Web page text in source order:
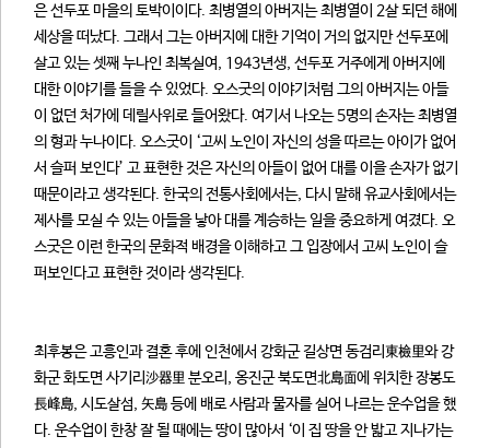
은 선두포 마을의 토박이이다. 최병열의 아버지는 최병열이 2살 되던 해에
세상을 떠났다. 그래서 그는 아버지에 대한 기억이 거의 없지만 선두포에
살고 있는 셋째 누나인 최복실여, 1943년생, 선두포 거주에게 아버지에
대한 이야기를 들을 수 있었다. 오스굿의 이야기처럼 그의 아버지는 아들
이 없던 처가에 데릴사위로 들어왔다. 여기서 나오는 5명의 손자는 최병열
의 형과 누나이다. 오스굿이 ‘고씨 노인이 자신의 성을 따르는 아이가 없어
서 슬퍼 보인다’ 고 표현한 것은 자신의 아들이 없어 대를 이을 손자가 없기
때문이라고 생각된다. 한국의 전통사회에서는, 다시 말해 유교사회에서는
제사를 모실 수 있는 아들을 낳아 대를 계승하는 일을 중요하게 여겼다. 오
스굿은 이런 한국의 문화적 배경을 이해하고 그 입장에서 고씨 노인이 슬
퍼보인다고 표현한 것이라 생각된다.
최후봉은 고흥인과 결혼 후에 인천에서 강화군 길상면 동검리東檢里와 강
화군 화도면 사기리沙器里 분오리, 옹진군 북도면北島面에 위치한 장봉도
長峰島, 시도살섬, 矢島 등에 배로 사람과 물자를 실어 나르는 운수업을 했
다. 운수업이 한창 잘 될 때에는 땅이 많아서 ‘이 집 땅을 안 밟고 지나가는